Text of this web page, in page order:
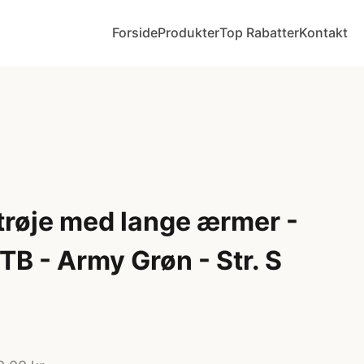
ForsideProdukterTop RabatterKontakt
med lange ærmer -
- Army Grøn - Str. S